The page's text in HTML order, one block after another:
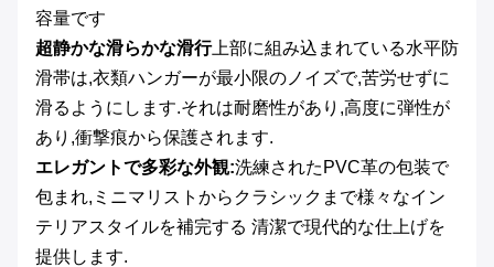
容量です
超静かな滑らかな滑行上部に組み込まれている水平防
滑帯は,衣類ハンガーが最小限のノイズで,苦労せずに
滑るようにします.それは耐磨性があり,高度に弾性が
あり,衝撃痕から保護されます.
エレガントで多彩な外観:洗練されたPVC革の包装で
包まれ,ミニマリストからクラシックまで様々なイン
テリアスタイルを補完する 清潔で現代的な仕上げを
提供します.